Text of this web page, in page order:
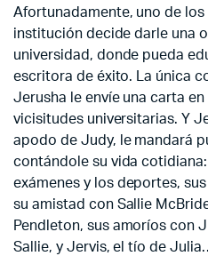
Afortunadamente, uno de
institución decide darle una
universidad, donde pueda
escritora de éxito. La única
Jerusha le envíe una carta
vicisitudes universitarias. Y
apodo de Judy, le mandará
contándole su vida
exámenes y los deportes,
su amistad con Sallie
Pendleton, sus amoríos con
Sallie, y Jervis, el tío de